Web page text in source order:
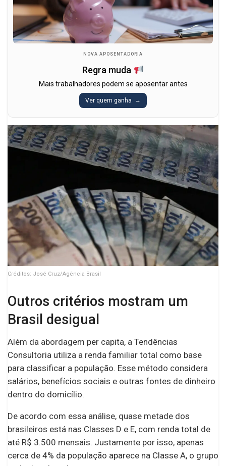
NOVA APOSENTADORIA
Regra muda
Mais trabalhadores podem se aposentar antes
Ver quem ganha
Créditos: José Cruz/Agência Brasil
Outros critérios mostram um
Brasil desigual
Além da abordagem per capita, a Tendências
Consultoria utiliza a renda familiar total como base
para classificar a população. Esse método considera
salários, benefícios sociais e outras fontes de dinheiro
dentro do domicílio.
De acordo com essa análise, quase metade dos
brasileiros está nas Classes D e E, com renda total de
até R$ 3.500 mensais. Justamente por isso, apenas
cerca de 4% da população aparece na Classe A, o grupo